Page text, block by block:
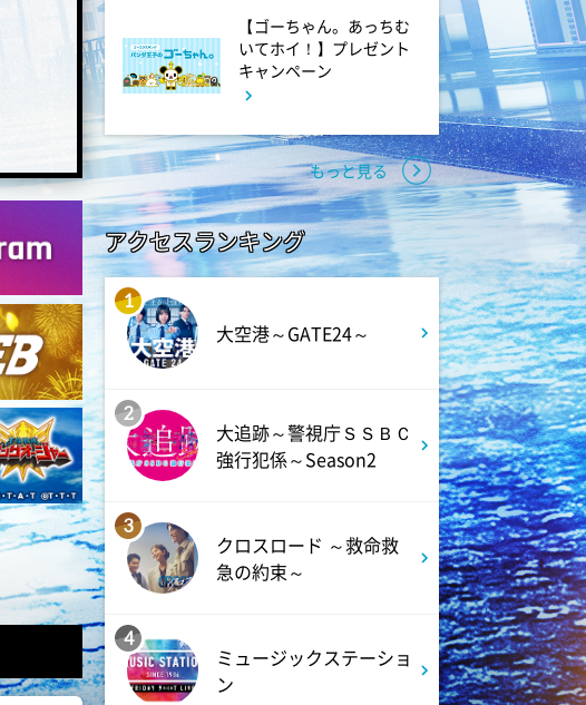
マツコ&有吉 かりそめ天国
M-1王者たくろうの滋賀の魅力
プレゼンツアー
私の幸福時間
よる 9:00
ミュージックステーション
HY…名曲続々!ATEEZがヒット
曲
報道ステーション
熱闘甲子園 涙は、強さにな
る。
気づきの扉
【ゴーちゃん。あっちむ
いてホイ！】プレゼント
キャンペーン
もっと見る
アクセスランキング
1
大空港～GATE24～
2
大追跡～警視庁ＳＳＢＣ
強行犯係～Season2
3
クロスロード ～救命救
急の約束～
4
ミュージックステーショ
ン